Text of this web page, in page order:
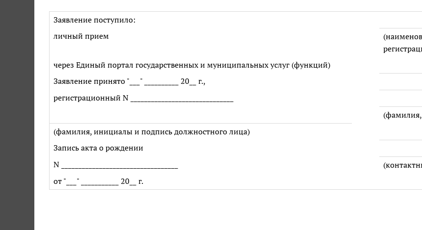
Заявление поступило:
личный прием
через Единый портал государственных и муниципальных услуг (функций)
Заявление принято "___" __________ 20__ г.,
регистрационный N ______________________________
(фамилия, инициалы и подпись должностного лица)
Запись акта о рождении
N __________________________________
от "___" ___________ 20__ г.